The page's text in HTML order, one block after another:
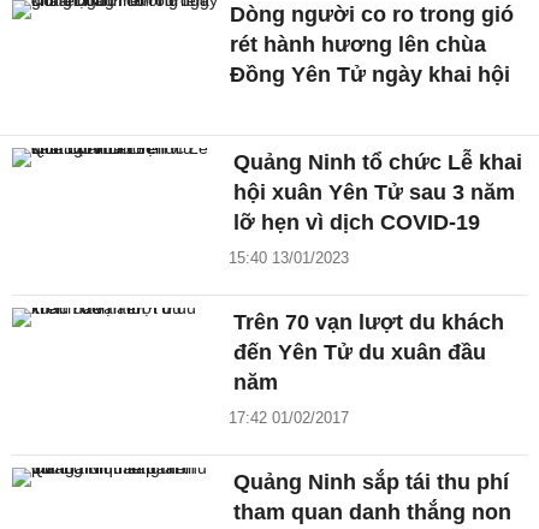
Dòng người co ro trong gió
rét hành hương lên chùa
Đồng Yên Tử ngày khai hội
Quảng Ninh tổ chức Lễ khai
hội xuân Yên Tử sau 3 năm
lỡ hẹn vì dịch COVID-19
15:40 13/01/2023
Trên 70 vạn lượt du khách
đến Yên Tử du xuân đầu
năm
17:42 01/02/2017
Quảng Ninh sắp tái thu phí
tham quan danh thắng non